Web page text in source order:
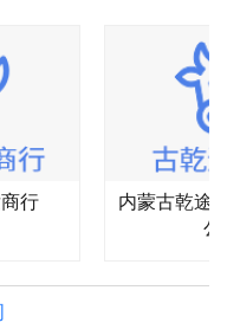
行
内蒙古乾途
公